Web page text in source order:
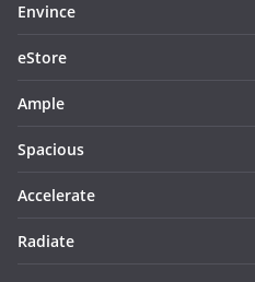
Envince
eStore
Ample
Spacious
Accelerate
Radiate